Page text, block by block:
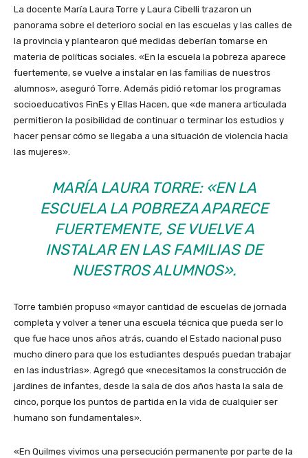
La docente María Laura Torre y Laura Cibelli trazaron un
panorama sobre el deterioro social en las escuelas y las calles de
la provincia y plantearon qué medidas deberían tomarse en
materia de políticas sociales. «En la escuela la pobreza aparece
fuertemente, se vuelve a instalar en las familias de nuestros
alumnos», aseguró Torre. Además pidió retomar los programas
socioeducativos FinEs y Ellas Hacen, que «de manera articulada
permitieron la posibilidad de continuar o terminar los estudios y
hacer pensar cómo se llegaba a una situación de violencia hacia
las mujeres».
MARÍA LAURA TORRE: «EN LA
ESCUELA LA POBREZA APARECE
FUERTEMENTE, SE VUELVE A
INSTALAR EN LAS FAMILIAS DE
NUESTROS ALUMNOS».
Torre también propuso «mayor cantidad de escuelas de jornada
completa y volver a tener una escuela técnica que pueda ser lo
que fue hace unos años atrás, cuando el Estado nacional puso
mucho dinero para que los estudiantes después puedan trabajar
en las industrias». Agregó que «necesitamos la construcción de
jardines de infantes, desde la sala de dos años hasta la sala de
cinco, porque los puntos de partida en la vida de cualquier ser
humano son fundamentales».
«En Quilmes vivimos una persecución permanente por parte de la